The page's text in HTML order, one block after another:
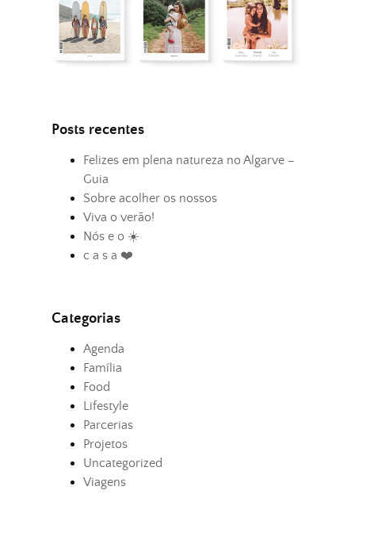
Posts recentes
Felizes em plena natureza no Algarve –
Guia
Sobre acolher os nossos
Viva o verão!
Nós e o ☀️
c a s a ❤️
Categorias
Agenda
Família
Food
Lifestyle
Parcerias
Projetos
Uncategorized
Viagens